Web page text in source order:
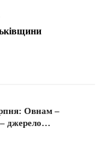
Овнам –
джерело…